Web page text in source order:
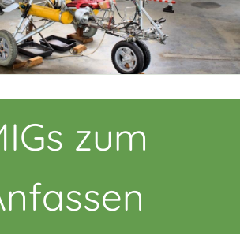
zum